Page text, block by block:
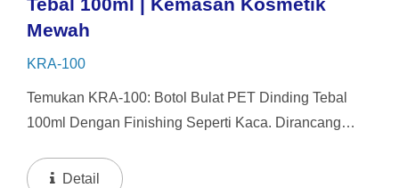
Mewah
KRA-100
Temukan KRA-100: Botol Bulat PET Dinding Tebal
100ml Dengan Finishing Seperti Kaca. Dirancang
Tampilan Mewah Dari Kaca Sambil Tetap Tahan
Detail